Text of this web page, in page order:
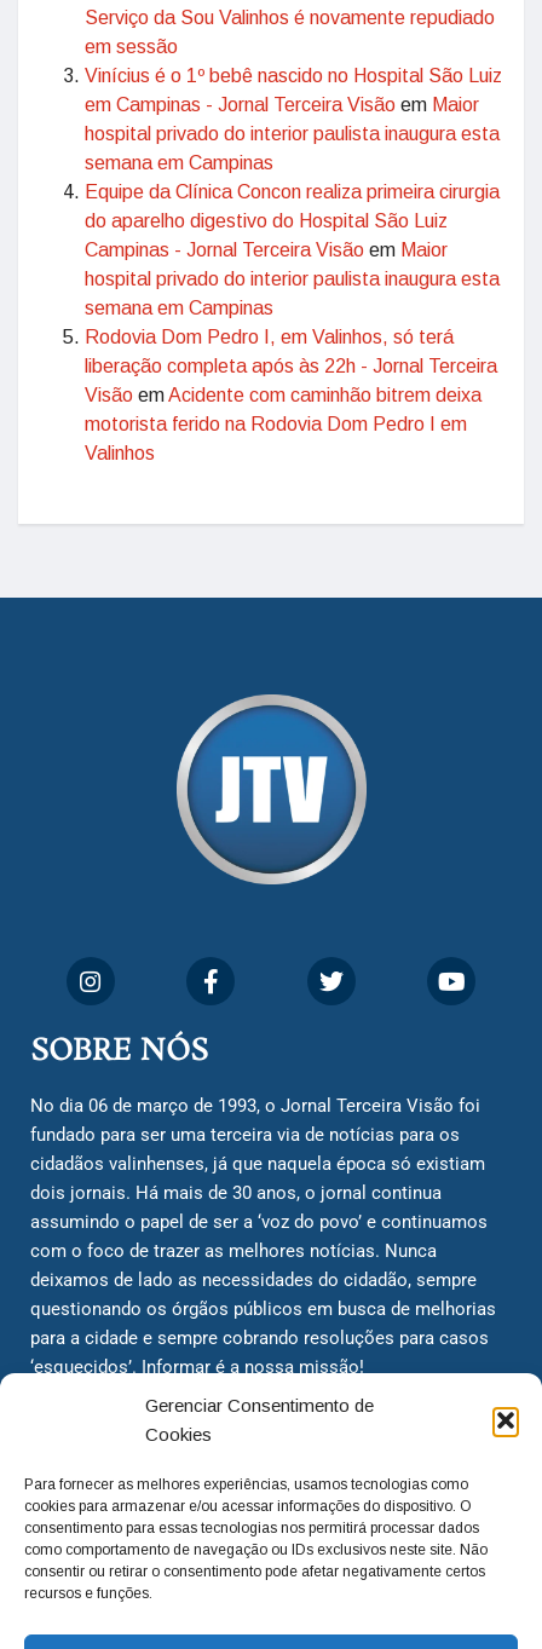
Gerenciar Consentimento de
Cookies
Para fornecer as melhores experiências, usamos tecnologias como
cookies para armazenar e/ou acessar informações do dispositivo. O
consentimento para essas tecnologias nos permitirá processar dados
como comportamento de navegação ou IDs exclusivos neste site. Não
consentir ou retirar o consentimento pode afetar negativamente certos
recursos e funções.
Serviço da Sou Valinhos é novamente repudiado
em sessão
Vinícius é o 1º bebê nascido no Hospital São Luiz
em Campinas - Jornal Terceira Visão em Maior
hospital privado do interior paulista inaugura esta
semana em Campinas
Equipe da Clínica Concon realiza primeira cirurgia
do aparelho digestivo do Hospital São Luiz
Campinas - Jornal Terceira Visão em Maior
hospital privado do interior paulista inaugura esta
semana em Campinas
Rodovia Dom Pedro I, em Valinhos, só terá
liberação completa após às 22h - Jornal Terceira
Visão emAcidente com caminhão bitrem deixa
motorista ferido na Rodovia Dom Pedro I em
Valinhos
SOBRE NÓS
No dia 06 de março de 1993, o Jornal Terceira Visão foi
fundado para ser uma terceira via de notícias para os
cidadãos valinhenses, já que naquela época só existiam
dois jornais. Há mais de 30 anos, o jornal continua
assumindo o papel de ser a ‘voz do povo’ e continuamos
com o foco de trazer as melhores notícias. Nunca
deixamos de lado as necessidades do cidadão, sempre
questionando os órgãos públicos em busca de melhorias
para a cidade e sempre cobrando resoluções para casos
‘esquecidos’. Informar é a nossa missão!
adm@jtv.com.br
(19) 99450-1424